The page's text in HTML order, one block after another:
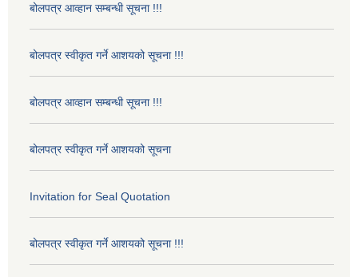
बोलपत्र आव्हान सम्बन्धी सूचना !!!
बोलपत्र स्वीकृत गर्ने आशयको सूचना !!!
बोलपत्र आव्हान सम्बन्धी सूचना !!!
बोलपत्र स्वीकृत गर्ने आशयको सूचना
Invitation for Seal Quotation
बोलपत्र स्वीकृत गर्ने आशयको सूचना !!!